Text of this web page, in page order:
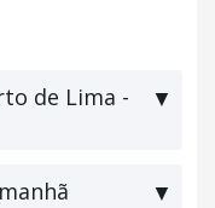
de Lima -
▼
▼